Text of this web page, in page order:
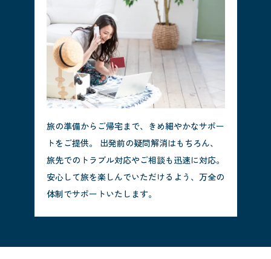
旅の準備からご帰宅まで、きめ細やかなサポー
トをご提供。 出発前の疑問解消はもちろん、
旅先でのトラブル対応やご相談も迅速に対応。
安心して旅を楽しんでいただけるよう、万全の
体制でサポートいたします。